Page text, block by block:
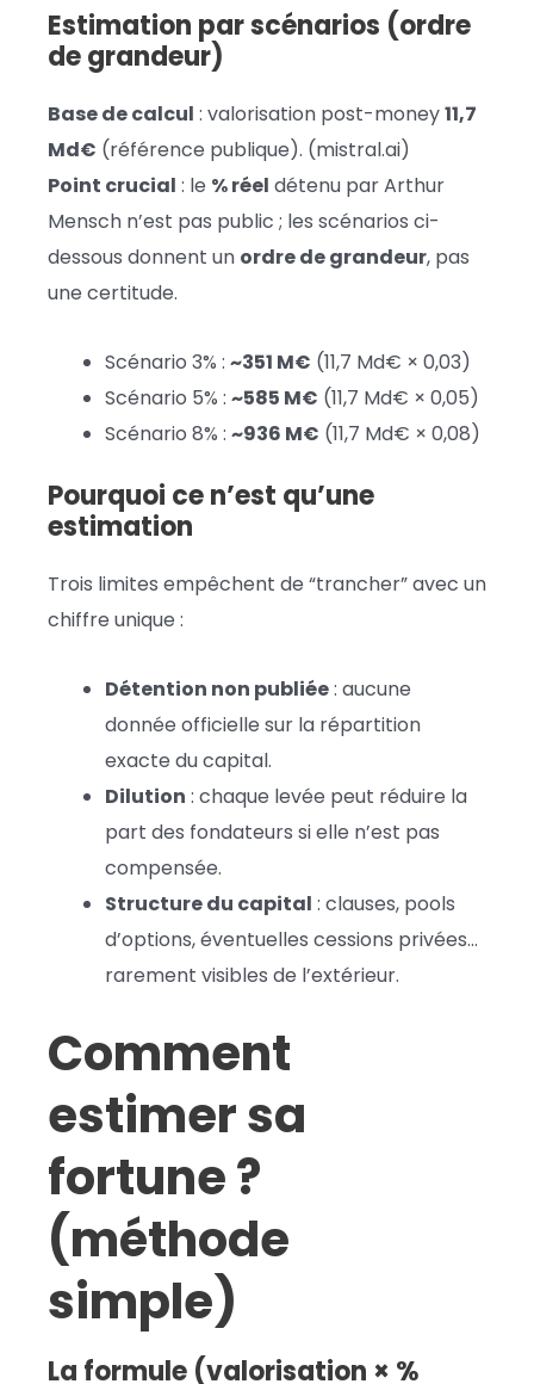
Estimation par scénarios (ordre
de grandeur)
Base de calcul : valorisation post-money11,7
Md€ (référence publique). (mistral.ai)
Point crucial : le % réel détenu par Arthur
Mensch n’est pas public ; les scénarios ci-
dessous donnent un ordre de grandeur, pas
une certitude.
Scénario 3% : ~351 M€ (11,7 Md€ × 0,03)
Scénario 5% : ~585 M€ (11,7 Md€ × 0,05)
Scénario 8% : ~936 M€ (11,7 Md€ × 0,08)
Pourquoi ce n’est qu’une
estimation
Trois limites empêchent de “trancher” avec un
chiffre unique :
Détention non publiée: aucune
donnée officielle sur la répartition
exacte du capital.
Dilution : chaque levée peut réduire la
part des fondateurs si elle n’est pas
compensée.
Structure du capital : clauses, pools
d’options, éventuelles cessions privées…
rarement visibles de l’extérieur.
Comment
estimer sa
fortune ?
(méthode
simple)
La formule (valorisation × %